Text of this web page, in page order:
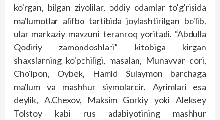
ko'rgan, bilgan ziyolilar, oddiy odamlar to'g'risida
ma'lumotlar alifbo tartibida joylashtirilgan bo'lib,
ular markaziy mavzuni teranroq yoritadi. “Abdulla
Qodiriy zamondoshlari” kitobiga kirgan
shaxslarning ko'pchiligi, masalan, Munavvar qori,
Cho'lpon, Oybek, Hamid Sulaymon barchaga
ma'lum va mashhur siymolardir. Ayrimlari esa
deylik, A.Chexov, Maksim Gorkiy yoki Aleksey
Tolstoy kabi rus adabiyotining mashhur